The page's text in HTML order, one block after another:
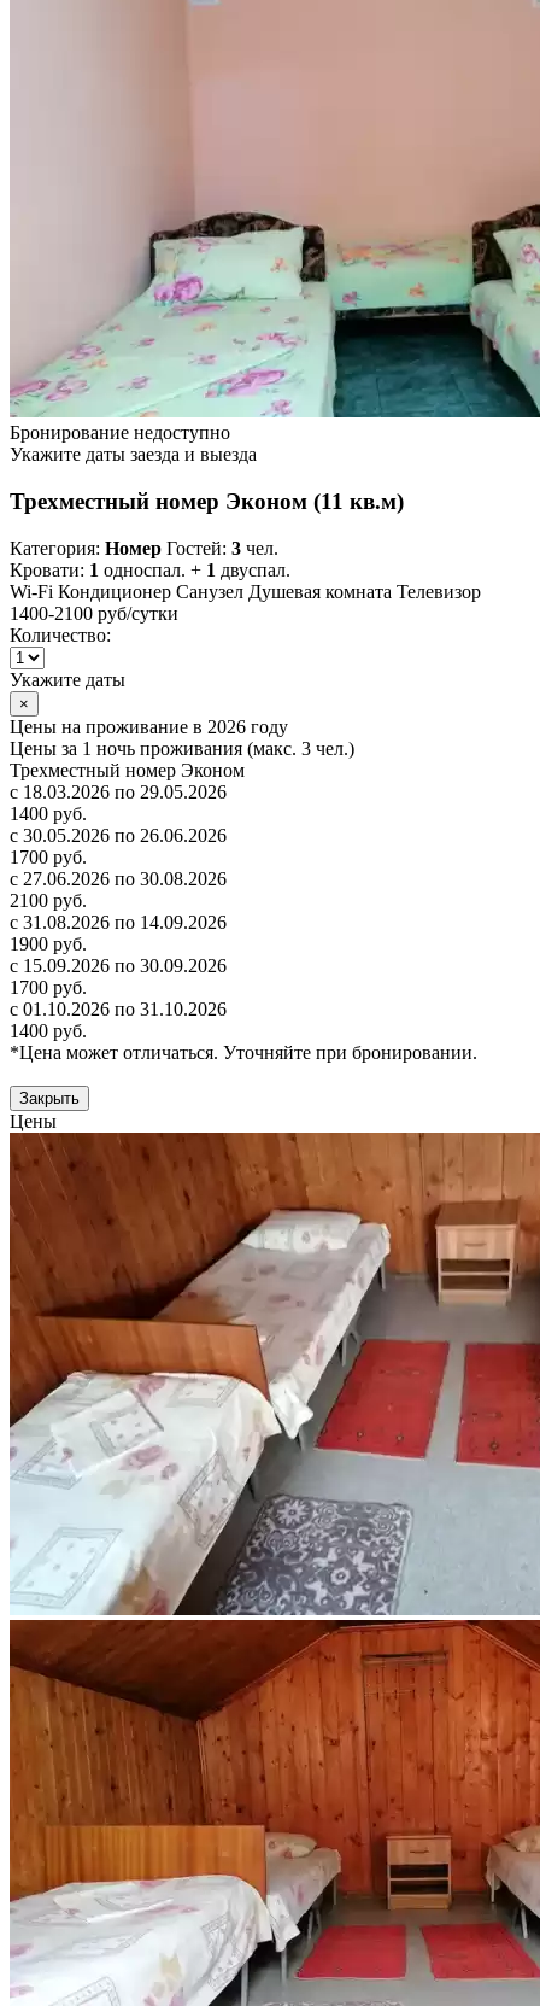
Бронирование недоступно
Укажите даты заезда и выезда
Трехместный номер Эконом (11 кв.м)
Категория: Номер Гостей: 3 чел.
Кровати: 1 односпал. + 1 двуспал.
Wi-Fi Кондиционер Санузел Душевая комната Телевизор
1400-2100 руб/сутки
Количество:
Укажите даты
×
Цены на проживание в 2026 году
Цены за 1 ночь проживания (макс. 3 чел.)
Трехместный номер Эконом
с 18.03.2026 по 29.05.2026
1400 руб.
с 30.05.2026 по 26.06.2026
1700 руб.
с 27.06.2026 по 30.08.2026
2100 руб.
с 31.08.2026 по 14.09.2026
1900 руб.
с 15.09.2026 по 30.09.2026
1700 руб.
с 01.10.2026 по 31.10.2026
1400 руб.
*Цена может отличаться. Уточняйте при бронировании.
Закрыть
Цены